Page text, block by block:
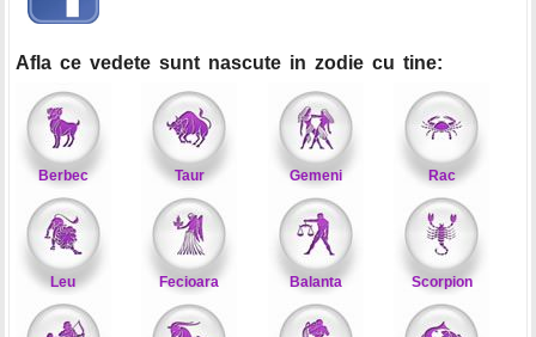
Afla ce vedete sunt nascute in zodie cu tine:
Berbec Taur Gemeni Rac
Leu Fecioara Balanta Scorpion